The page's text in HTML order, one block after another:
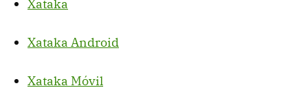
Xataka
Xataka Android
Xataka Móvil